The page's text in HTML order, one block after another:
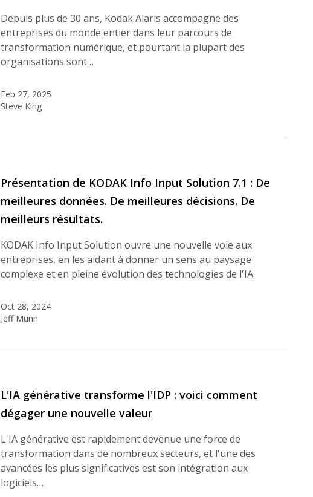
Depuis plus de 30 ans, Kodak Alaris accompagne des
entreprises du monde entier dans leur parcours de
transformation numérique, et pourtant la plupart des
organisations sont…
Feb 27, 2025
Steve King
Présentation de KODAK Info Input Solution 7.1 : De
meilleures données. De meilleures décisions. De
meilleurs résultats.
KODAK Info Input Solution ouvre une nouvelle voie aux
entreprises, en les aidant à donner un sens au paysage
complexe et en pleine évolution des technologies de l'IA.
Oct 28, 2024
Jeff Munn
L'IA générative transforme l'IDP : voici comment
dégager une nouvelle valeur
L'IA générative est rapidement devenue une force de
transformation dans de nombreux secteurs, et l'une des
avancées les plus significatives est son intégration aux
logiciels…